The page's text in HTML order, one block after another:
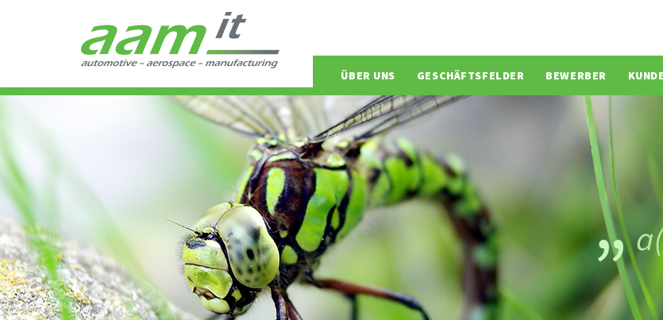
ÜBER UNS GESCHÄFTSFELDER BEWERBER